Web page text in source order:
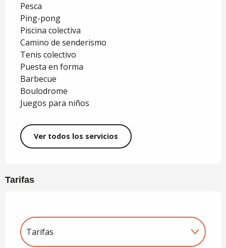
Pesca
Ping-pong
Piscina colectiva
Camino de senderismo
Tenis colectivo
Puesta en forma
Barbecue
Boulodrome
Juegos para niños
Ver todos los servicios
Tarifas
Tarifas